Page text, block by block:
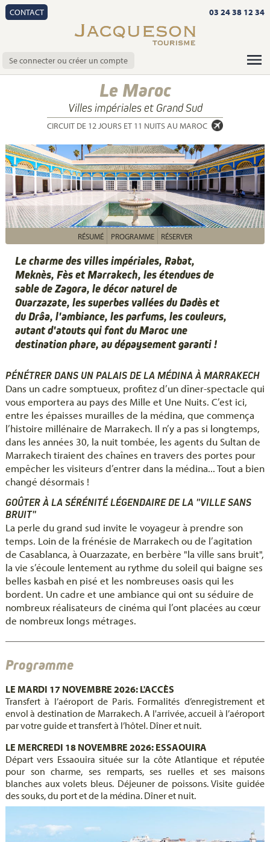
CONTACT 03 24 38 12 34
Se connecter ou créer un compte
Le Maroc
Villes impériales et Grand Sud
CIRCUIT DE 12 JOURS ET 11 NUITS AU MAROC
RÉSUMÉ PROGRAMME RÉSERVER
Le charme des villes impériales, Rabat,
Meknès, Fès et Marrakech, les étendues de
sable de Zagora, le décor naturel de
Ouarzazate, les superbes vallées du Dadès et
du Drâa, l'ambiance, les parfums, les couleurs,
autant d'atouts qui font du Maroc une
destination phare, au dépaysement garanti !
PÉNÉTRER DANS UN PALAIS DE LA MÉDINA À MARRAKECH
Dans un cadre somptueux, profitez d’un dîner-spectacle qui
vous emportera au pays des Mille et Une Nuits. C’est ici,
entre les épaisses murailles de la médina, que commença
l’histoire millénaire de Marrakech. Il n’y a pas si longtemps,
dans les années 30, la nuit tombée, les agents du Sultan de
Marrakech tiraient des chaînes en travers des portes pour
empêcher les visiteurs d’entrer dans la médina... Tout a bien
changé désormais !
GOÛTER À LA SÉRÉNITÉ LÉGENDAIRE DE LA "VILLE SANS
BRUIT"
La perle du grand sud invite le voyageur à prendre son
temps. Loin de la frénésie de Marrakech ou de l’agitation
de Casablanca, à Ouarzazate, en berbère "la ville sans bruit",
la vie s’écoule lentement au rythme du soleil qui baigne ses
belles kasbah en pisé et les nombreuses oasis qui les
bordent. Un cadre et une ambiance qui ont su séduire de
nombreux réalisateurs de cinéma qui l’ont placées au cœur
de nombreux longs métrages.
Programme
LE MARDI 17 NOVEMBRE 2026: L'ACCÈS
Transfert à l’aéroport de Paris. Formalités d’enregistrement et
envol à destination de Marrakech. A l'arrivée, accueil à l’aéroport
par votre guide et transfert à l’hôtel. Dîner et nuit.
LE MERCREDI 18 NOVEMBRE 2026: ESSAOUIRA
Départ vers Essaouira située sur la côte Atlantique et réputée
pour son charme, ses remparts, ses ruelles et ses maisons
blanches aux volets bleus. Déjeuner de poissons. Visite guidée
des souks, du port et de la médina. Dîner et nuit.